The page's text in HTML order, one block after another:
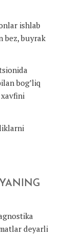
ishlab
bez, buyrak
bog’liq
deyarli